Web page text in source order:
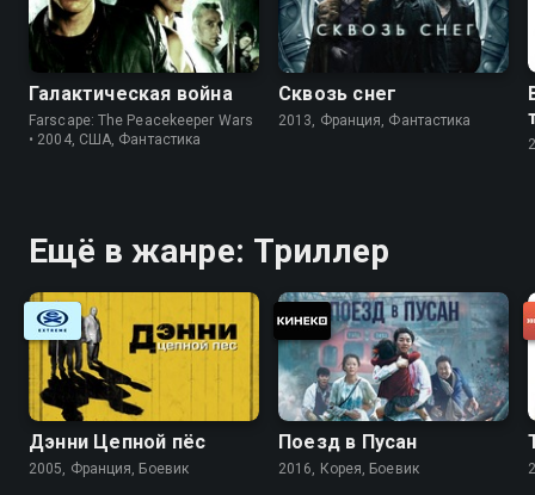
Галактическая война
Farscape: The Peacekeeper Wars
• 2004, США, Фантастика
Сквозь снег
2013, Франция, Фантастика
Ещё в жанре: Триллер
Дэнни Цепной пёс
2005, Франция, Боевик
Поезд в Пусан
2016, Корея, Боевик